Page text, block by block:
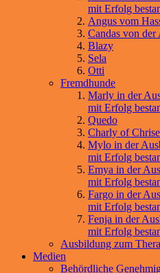
mit Erfolg
Angus vom
Candas von
Blazy
Sela
Otti
Fremdhunde
Marly in der
mit Erfolg
Quedo
Charly of
Mylo in der
mit Erfolg
Emya in der
mit Erfolg
Fargo in der
mit Erfolg
Fenja in der
mit Erfolg
Ausbildung zum
Medien
Behördliche